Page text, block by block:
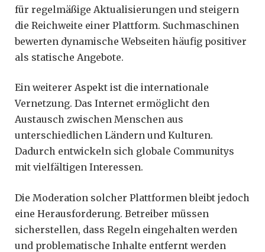
für regelmäßige Aktualisierungen und steigern
die Reichweite einer Plattform. Suchmaschinen
bewerten dynamische Webseiten häufig positiver
als statische Angebote.
Ein weiterer Aspekt ist die internationale
Vernetzung. Das Internet ermöglicht den
Austausch zwischen Menschen aus
unterschiedlichen Ländern und Kulturen.
Dadurch entwickeln sich globale Communitys
mit vielfältigen Interessen.
Die Moderation solcher Plattformen bleibt jedoch
eine Herausforderung. Betreiber müssen
sicherstellen, dass Regeln eingehalten werden
und problematische Inhalte entfernt werden